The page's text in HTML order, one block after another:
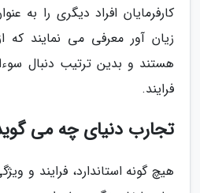
کارفرمایان افراد دیگری را به
زیان آور معرفی می نمایند که
هستند و بدین ترتیب دنبال
فرایند.
تجارب دنیای چه می
هیچ گونه استاندارد، فرایند و